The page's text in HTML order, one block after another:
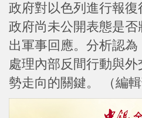
政府對以色列進行報
政府尚未公開表態是
出軍事回應。分析認
處理內部反間行動與
勢走向的關鍵。 （編輯